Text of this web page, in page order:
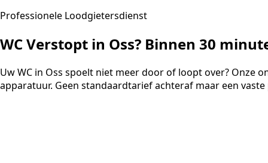
Professionele Loodgietersdienst
WC Verstopt in Oss? Binnen 30
Uw WC in Oss spoelt niet meer door of loopt over? Onze
apparatuur. Geen standaardtarief achteraf maar een